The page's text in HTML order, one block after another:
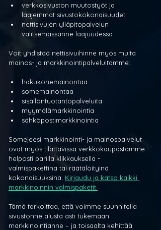
verkkosivuston muutostyöt ja
laajemmat sivustokokonaisuudet
nettisivujen ylläpitopalvelun
valitsemassanne laajuudessa
Voit yhdistää nettisivuihinne myös muita
mainos- ja markkinointipalveluitamme:
hakukonemainontaa
somemainontaa
sisällöntuotantopalveluita
myymälämarkkinointia
sähköpostimarkkinointia
Somejeesi markkinointi- ja mainospalvelut
ovat myös tilattavissa verkkokaupastamme
helposti parilla klikkauksella -
valmispakettina tai räätälöityinä
kokonaisuuksina. Kirjaudu ja katso kaikki
markkinoinnin valmispaketit.
Tämä tarkoittaa, että voimme suunnitella
sivustonne alusta asti tukemaan
markkinointianne – ja toisaalta kehittää